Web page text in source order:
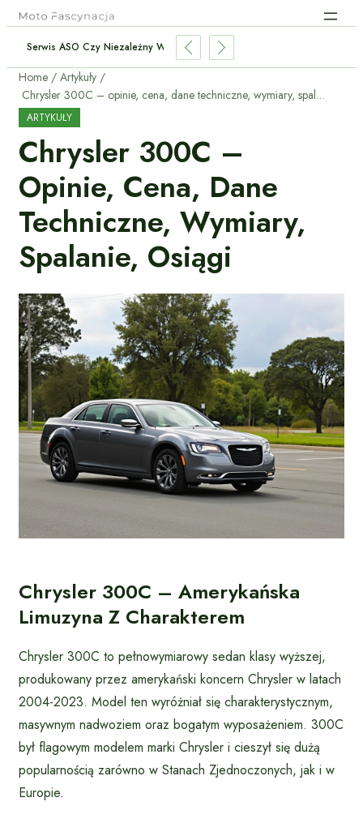
Legalne W Polsce: Co Musisz Wiedzieć?
Home
Artykuły
Chrysler 300C – opinie, cena, dane techniczne, wymiary, spalanie, osiągi
ARTYKUŁY
Chrysler 300C –
Opinie, Cena, Dane
Techniczne, Wymiary,
Spalanie, Osiągi
Chrysler 300C – Amerykańska
Limuzyna Z Charakterem
Chrysler 300C to pełnowymiarowy sedan klasy wyższej,
produkowany przez amerykański koncern Chrysler w latach
2004-2023. Model ten wyróżniał się charakterystycznym,
masywnym nadwoziem oraz bogatym wyposażeniem. 300C
był flagowym modelem marki Chrysler i cieszył się dużą
popularnością zarówno w Stanach Zjednoczonych, jak i w
Europie.